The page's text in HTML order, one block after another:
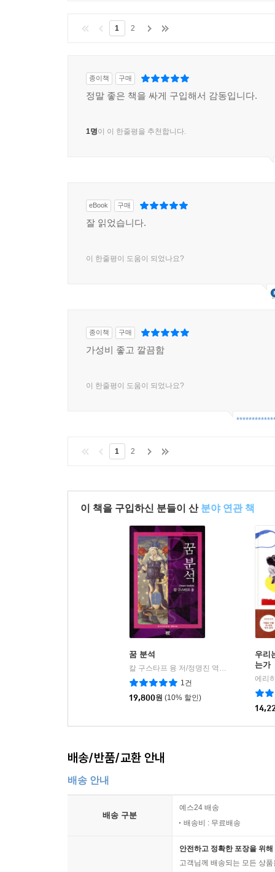
1 2
종이책 구매
정말 좋은 책을 싸게 구입해서 감동입니다.
1명이 이 한줄평을 추천합니다.
eBook 구매
잘 읽었습니다.
이 한줄평이 도움이 되었나요?
종이책 구매
가성비 좋고 깔끔함
이 한줄평이 도움이 되었나요?
1 2
이 책을 구입하신 분들이 산 분야 연관 책
꿈 분석
칼 구스타프 융 저/정명진 역
| 부글북스
1건
19,800원 (10% 할인)
우리
는가
배송/반품/교환 안내
배송 안내
배송 구분
예스24 배송
배송비 : 무료배송
안전하고 정확한 포장을 위
고객님께 배송되는 모든 상